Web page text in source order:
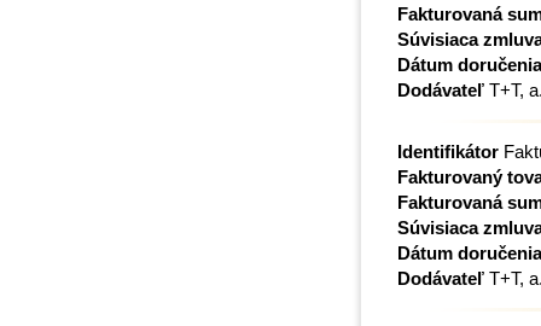
Fakturovaná
Súvisiaca
Dátum doručenia
Dodávateľ T+T,
Identifikátor
Fakturovaný
Fakturovaná
Súvisiaca
Dátum doručenia
Dodávateľ T+T,